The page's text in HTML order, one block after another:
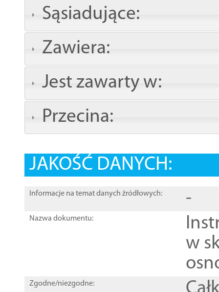
Sąsiadujące:
Zawiera:
Jest zawarty w:
Przecina:
JAKOŚĆ DANYCH:
Informacje na temat danych źródłowych: -
Nazwa dokumentu:
w
Zgodne/niezgodne: